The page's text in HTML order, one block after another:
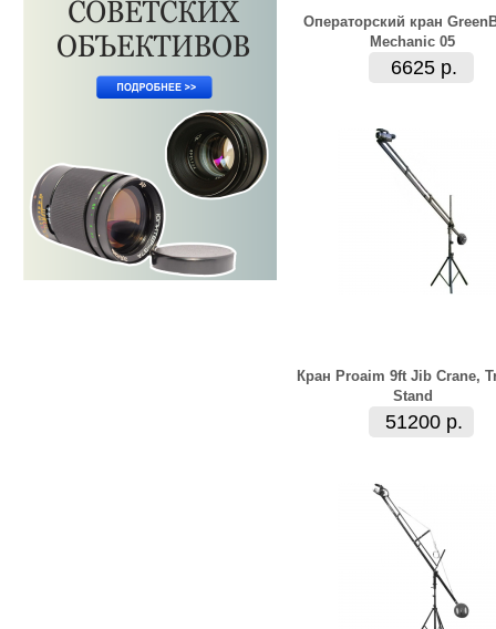
Операторский кран
Mechanic 05
6625 р.
Кран Proaim 9ft Jib Crane,
Stand
51200 р.